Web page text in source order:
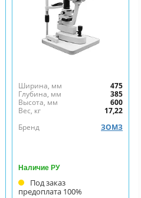
Ширина, мм
475
Глубина, мм
385
Высота, мм
600
Вес, кг
17,22
Бренд
ЗОМЗ
Наличие РУ
Под заказ
предоплата 100%